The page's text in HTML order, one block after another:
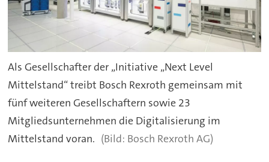
Als Gesellschafter der „Initiative „Next Level
Mittelstand“ treibt Bosch Rexroth gemeinsam mit
fünf weiteren Gesellschaftern sowie 23
Mitgliedsunternehmen die Digitalisierung im
Mittelstand voran.
Bosch Rexroth AG)